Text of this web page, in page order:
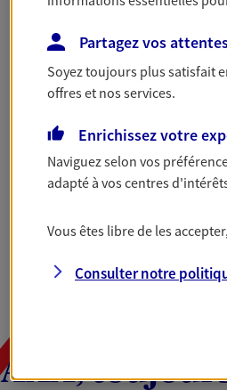
AXA,
Partagez vos
Soyez toujours plus satisfait
offres et nos services.
Enrichissez votre
Naviguez selon vos
adapté à vos centres
Vous êtes libre de les
Consulter notre